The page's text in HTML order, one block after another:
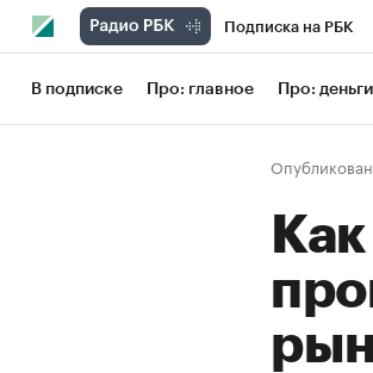
Подписка на РБК
Школа управления
Рынок наличной
В подписке Про: главное Про: деньги